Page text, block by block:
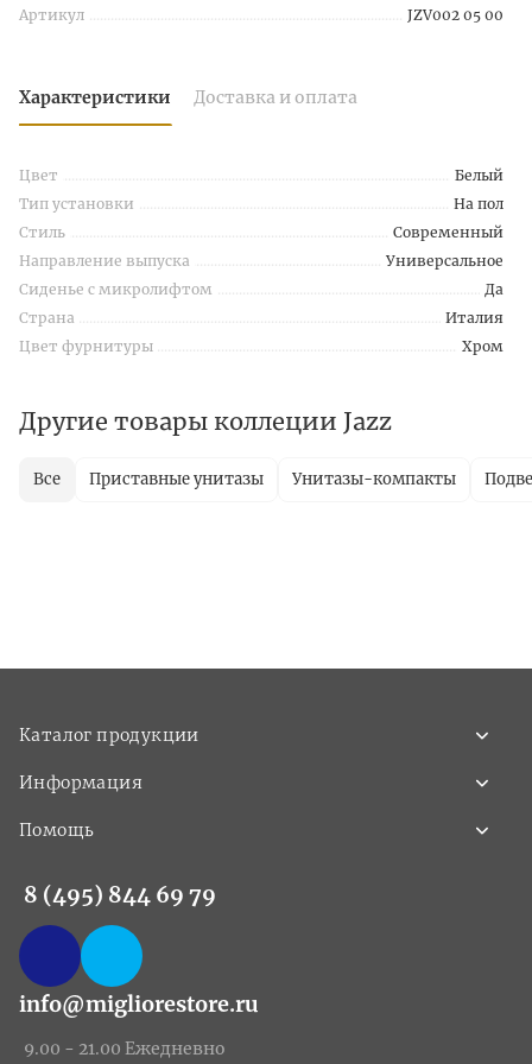
Артикул JZV002 05 00
Характеристики Доставка и оплата
Цвет
Белый
Тип установки
На пол
Стиль
Современный
Направление выпуска
Универсальное
Сиденье с микролифтом
Да
Страна
Италия
Цвет фурнитуры
Хром
Другие товары коллеции Jazz
Все Приставные унитазы Унитазы-компакты
Каталог продукции
Информация
Помощь
8 (495) 844 69 79
info@migliorestore.ru
9.00 - 21.00 Ежедневно